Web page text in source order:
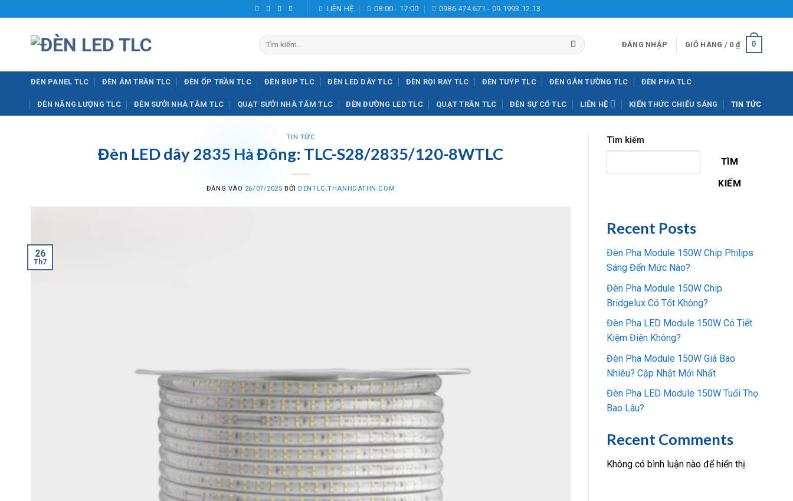
qua
LIÊN HỆ 08:00 - 17:00 0986.474.671 - 09.1993.12.13
Tìm
kiếm:
ĐĂNG NHẬP GIỎ HÀNG / 0 ₫ 0
ĐÈN PANEL TLC ĐÈN ÂM TRẦN TLC ĐÈN ỐP TRẦN TLC ĐÈN BÚP TLC ĐÈN LED DÂY TLC ĐÈN RỌI RAY TLC ĐÈN TUÝP TLC ĐÈN GẮN TƯỜNG TLC ĐÈN PHA TLC
ĐÈN NĂNG LƯỢNG TLC ĐÈN SƯỞI NHÀ TẮM TLC QUẠT SƯỞI NHÀ TẮM TLC ĐÈN ĐƯỜNG LED TLC QUẠT TRẦN TLC ĐÈN SỰ CỐ TLC LIÊN HỆ KIẾN THỨC CHIẾU SÁNG TIN TỨC
TIN TỨC
Đèn LED dây 2835 Hà Đông: TLC-S28/2835/120-8WTLC
ĐĂNG VÀO 26/07/2025 BỞI DENTLC.THANHDATHN.COM
26
Th7
Tìm kiếm
TÌM
KIẾM
Recent Posts
Đèn Pha Module 150W Chip Philips
Sáng Đến Mức Nào?
Đèn Pha Module 150W Chip
Bridgelux Có Tốt Không?
Đèn Pha LED Module 150W Có Tiết
Kiệm Điện Không?
Đèn Pha Module 150W Giá Bao
Nhiêu? Cập Nhật Mới Nhất
Đèn Pha LED Module 150W Tuổi Thọ
Bao Lâu?
Recent Comments
Không có bình luận nào để hiển thị.